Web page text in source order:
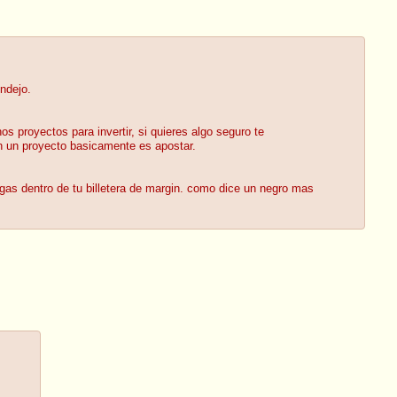
proyectos para invertir, si quieres algo seguro te
proyecto basicamente es apostar.
dentro de tu billetera de margin. como dice un negro mas